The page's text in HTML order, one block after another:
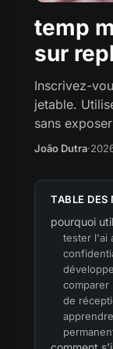
temp
sur
Inscrivez-
jetable.
sans
João Dutra·
TABLE DES
pourquoi
tester l'ai
comparer
de